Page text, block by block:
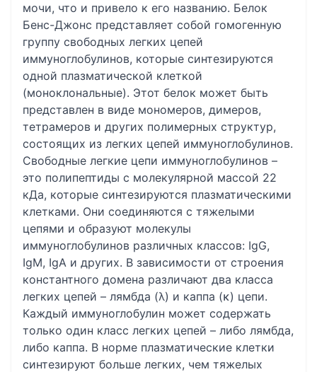
мочи, что и привело к его названию. Белок
Бенс-Джонс представляет собой гомогенную
группу свободных легких цепей
иммуноглобулинов, которые синтезируются
одной плазматической клеткой
(моноклональные). Этот белок может быть
представлен в виде мономеров, димеров,
тетрамеров и других полимерных структур,
состоящих из легких цепей иммуноглобулинов.
Свободные легкие цепи иммуноглобулинов –
это полипептиды с молекулярной массой 22
кДа, которые синтезируются плазматическими
клетками. Они соединяются с тяжелыми
цепями и образуют молекулы
иммуноглобулинов различных классов: IgG,
IgM, IgA и других. В зависимости от строения
константного домена различают два класса
легких цепей – лямбда (λ) и каппа (κ) цепи.
Каждый иммуноглобулин может содержать
только один класс легких цепей – либо лямбда,
либо каппа. В норме плазматические клетки
синтезируют больше легких, чем тяжелых